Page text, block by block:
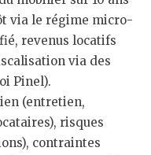
via le régime micro-
revenus locatifs
via des
Pinel).
(entretien,
risques
contraintes